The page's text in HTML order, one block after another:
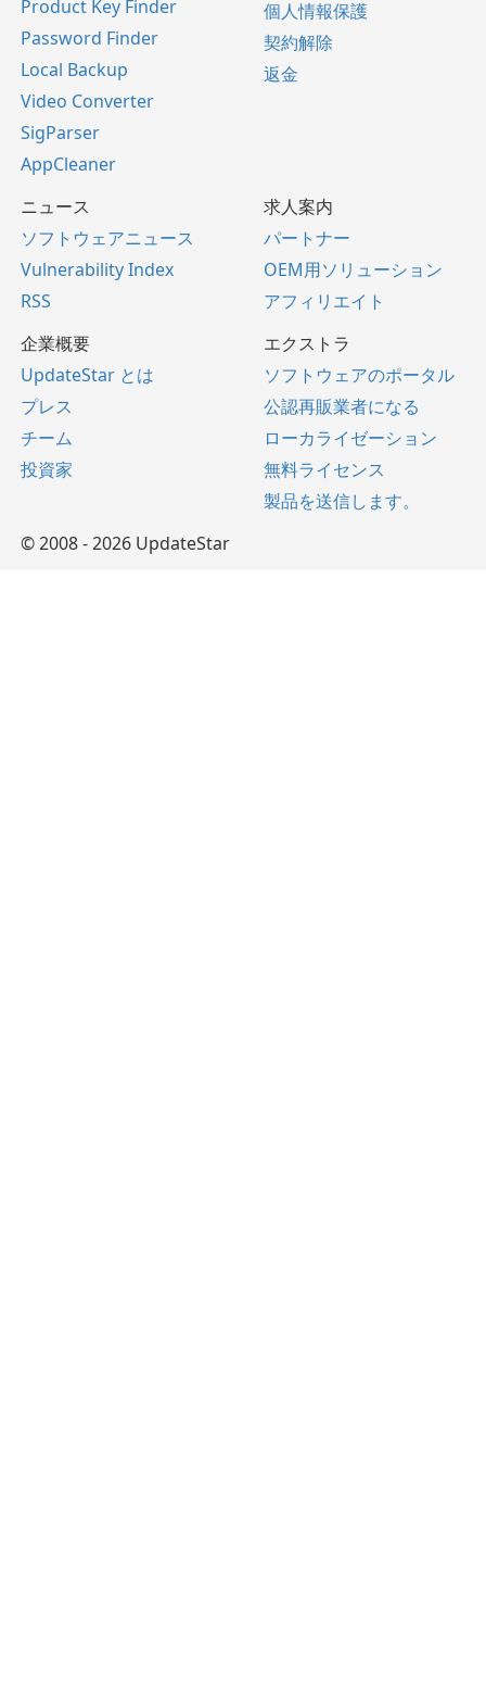
Product Key Finder
Password Finder
Local Backup
Video Converter
SigParser
AppCleaner
個人情報保護
契約解除
返金
ニュース
ソフトウェアニュース
Vulnerability Index
RSS
求人案内
パートナー
OEM用ソリューション
アフィリエイト
企業概要
UpdateStar とは
プレス
チーム
投資家
エクストラ
ソフトウェアのポータル
公認再販業者になる
ローカライゼーション
無料ライセンス
製品を送信します。
© 2008 - 2026 UpdateStar